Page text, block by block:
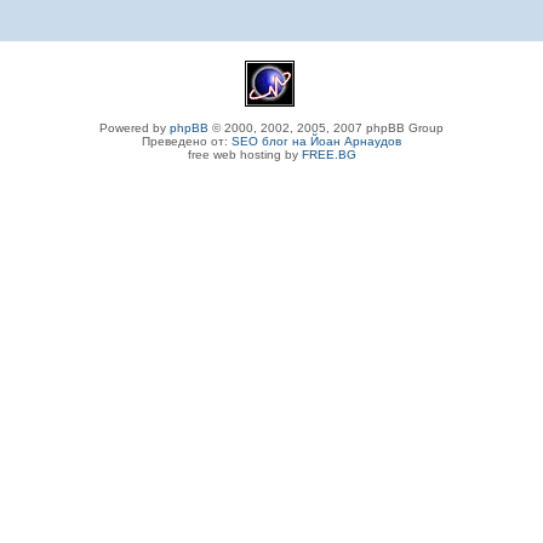
Powered by phpBB © 2000, 2002, 2005, 2007 phpBB Group
Преведено от: SEO блог на Йоан Арнаудов
free web hosting by FREE.BG